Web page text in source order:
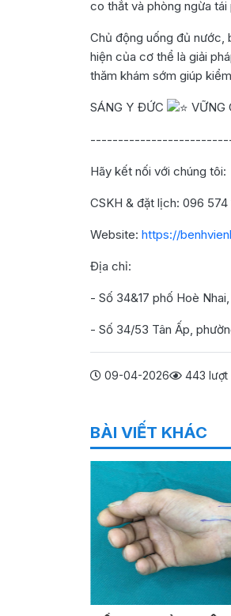
co thắt và phòng ngừa tái
Chủ động uống đủ nước,
hiện của cơ thể là giải
thăm khám sớm giúp
SÁNG Y ĐỨC VỮNG
Hãy kết nối với chúng tôi:
CSKH & đặt lịch: 096 574
Website: https://
Địa chỉ:
- Số 34&17 phố Hoè
- Số 34/53 Tân Ấp,
09-04-2026 443 lượt
BÀI VIẾT KHÁC